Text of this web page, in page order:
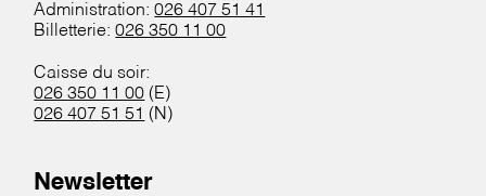
Administration:026 407 51 41
Billetterie:026 350 11 00
Caisse du soir:
026 350 11 00 (E)
026 407 51 51 (N)
Newsletter